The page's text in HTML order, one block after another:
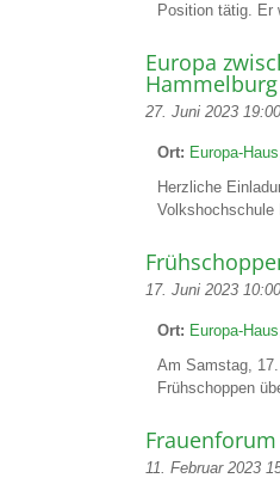
Position tätig. Er
Europa
Hammelburg
27. Juni 2023 19:00
Ort: Europa-
Herzliche
17. Juni 2023 10:00
Ort: Europa-
Am Samstag,
Frühschoppen
11. Februar 2023